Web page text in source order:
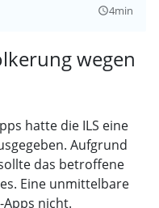
query_builder4min
wegen
hatte die ILS eine
Aufgrund
das betroffene
Eine unmittelbare
nicht.